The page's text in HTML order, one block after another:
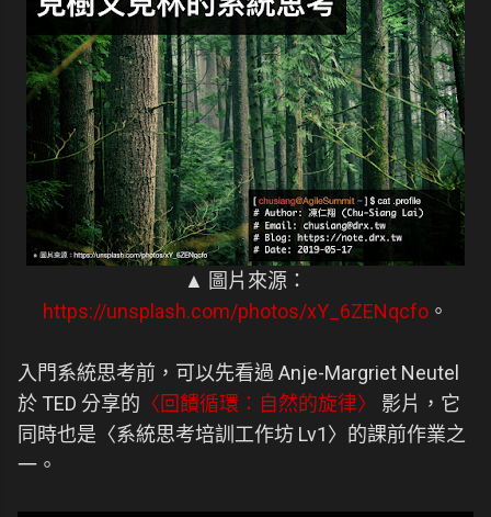
▲ 圖片來源：
https://unsplash.com/photos/xY_6ZENqcfo 。
入門系統思考前，可以先看過 Anje-Margriet Neutel
於 TED 分享的 〈回饋循環：自然的旋律〉
影片，它
同時也是〈系統思考培訓工作坊 Lv1〉的課前作業之
一。